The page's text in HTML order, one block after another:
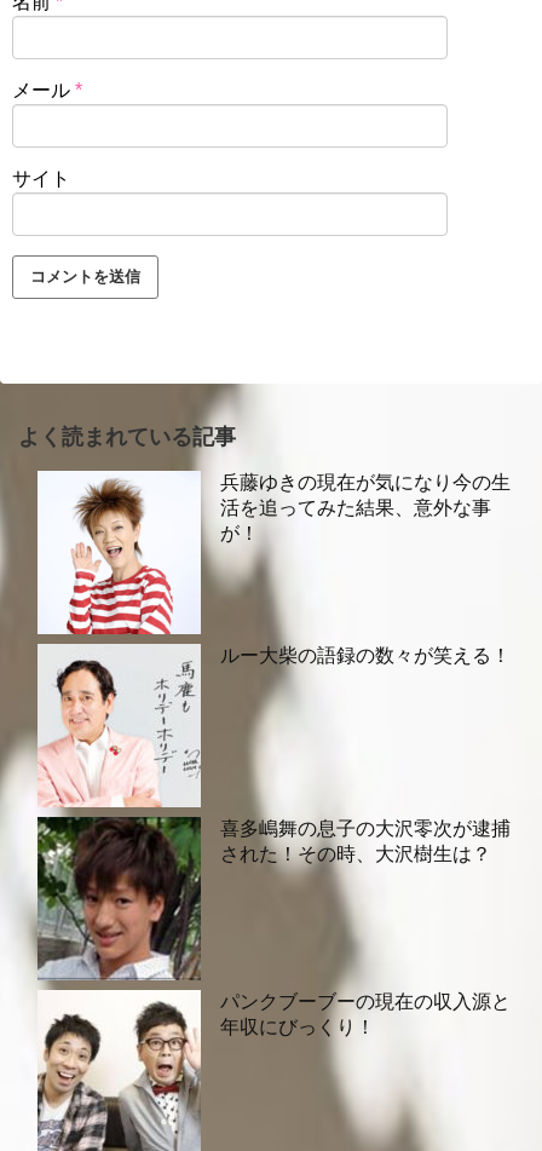
メール *
サイト
よく読まれている記事
兵藤ゆきの現在が気になり今の生
活を追ってみた結果、意外な事
が！
ルー大柴の語録の数々が笑える！
喜多嶋舞の息子の大沢零次が逮捕
された！その時、大沢樹生は？
パンクブーブーの現在の収入源と
年収にびっくり！